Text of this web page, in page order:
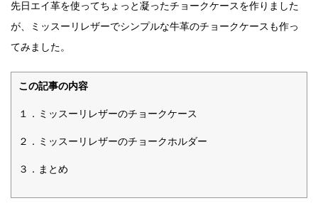
先日エイ革を使ってちょっと凝ったチョークケースを作りました
が、ミッスーリレザーでシンプルな牛革のチョークケースも作っ
てみました。
この記事の内容
１．ミッスーリレザーのチョークケース
２．ミッスーリレザーのチョークホルダー
３．まとめ